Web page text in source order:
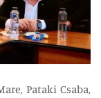
Pataki Csaba,